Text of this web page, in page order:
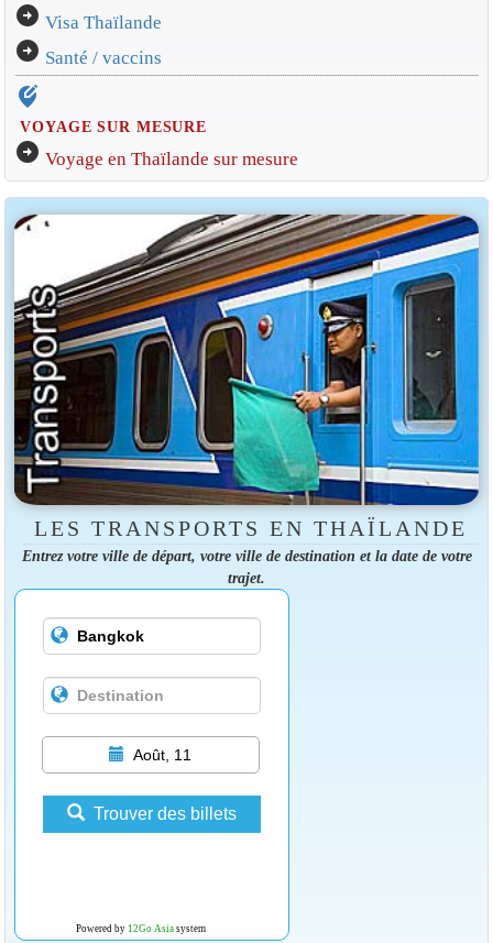
arrow_circle_right Visa Thaïlande
arrow_circle_right Santé / vaccins
edit_location_alt
VOYAGE SUR MESURE
arrow_circle_right Voyage en Thaïlande sur mesure
LES TRANSPORTS EN THAÏLANDE
Entrez votre ville de départ, votre ville de destination et la date de votre
trajet.
Août, 11
Trouver des billets
Powered by 12Go Asiasystem